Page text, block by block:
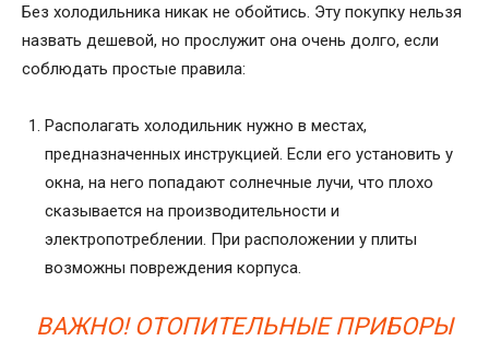
Без холодильника никак не обойтись. Эту покупку нельзя
назвать дешевой, но прослужит она очень долго, если
соблюдать простые правила:
Располагать холодильник нужно в местах,
предназначенных инструкцией. Если его установить у
окна, на него попадают солнечные лучи, что плохо
сказывается на производительности и
электропотреблении. При расположении у плиты
возможны повреждения корпуса.
ВАЖНО! ОТОПИТЕЛЬНЫЕ ПРИБОРЫ